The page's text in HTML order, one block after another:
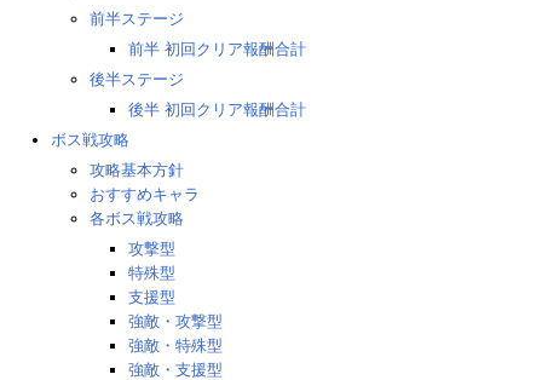
前半ステージ
前半 初回クリア報酬合計
後半ステージ
後半 初回クリア報酬合計
ボス戦攻略
攻略基本方針
おすすめキャラ
各ボス戦攻略
攻撃型
特殊型
支援型
強敵・攻撃型
強敵・特殊型
強敵・支援型